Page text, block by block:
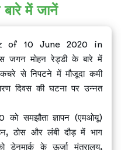
में जानें
of 10 June 2020 in
जगन मोहन रेड्डी के बारे में
से निपटने में मौजूदा कमी
दिवस की घटना पर उन्नत
समझौता ज्ञापन (एमओयू)
ठोस और लंबी दौड़ में भाग
के ऊर्जा मंत्रालय,